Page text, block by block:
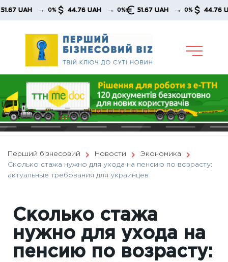
Skip
→ 0% 44.76 UAH → 0% 51.67 UAH → 0% 44.76 UAH
Перший бізнесовий Новости
Экономика
Сколько стажа нужно для ухода на пенсию по возрасту:
актуальные требования для украинцев
Сколько стажа
нужно для ухода на
пенсию по возрасту: